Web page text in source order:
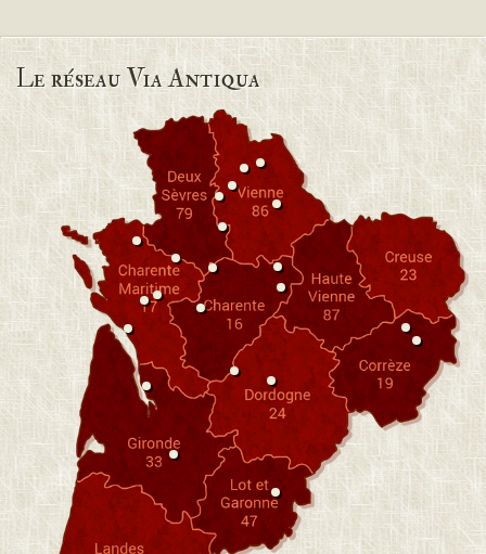
Le réseau Via Antiqua